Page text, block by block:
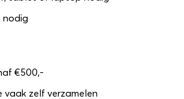
nodig
€500,-
vaak zelf verzamelen